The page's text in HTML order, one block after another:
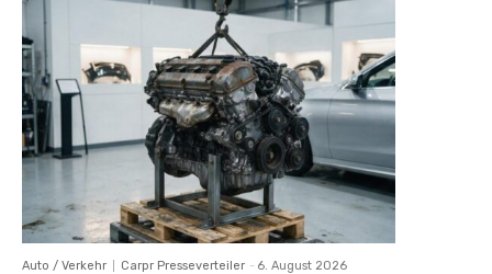
Auto / Verkehr Carpr Presseverteiler - 6. August 2026